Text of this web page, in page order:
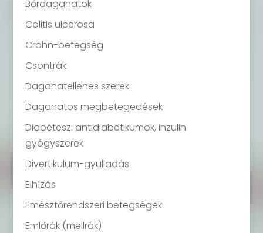
Bőrdaganatok
Colitis ulcerosa
Crohn-betegség
Csontrák
Daganatellenes szerek
Daganatos megbetegedések
Diabétesz: antidiabetikumok, inzulin
gyógyszerek
Divertikulum-gyulladás
Elhízás
Emésztőrendszeri betegségek
Emlőrák (mellrák)